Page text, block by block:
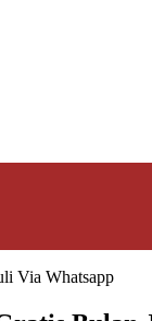
Via Whatsapp